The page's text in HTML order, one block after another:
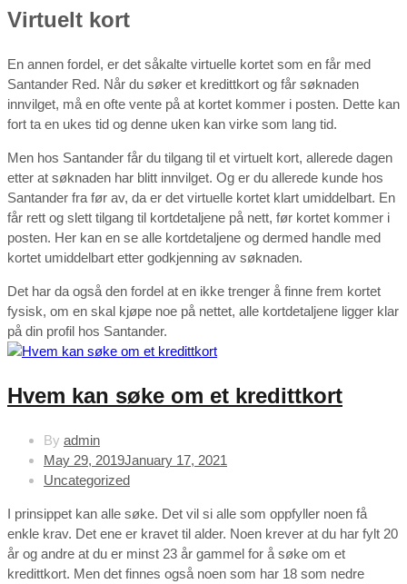
Virtuelt kort
En annen fordel, er det såkalte virtuelle kortet som en får med
Santander Red. Når du søker et kredittkort og får søknaden
innvilget, må en ofte vente på at kortet kommer i posten. Dette kan
fort ta en ukes tid og denne uken kan virke som lang tid.
Men hos Santander får du tilgang til et virtuelt kort, allerede dagen
etter at søknaden har blitt innvilget. Og er du allerede kunde hos
Santander fra før av, da er det virtuelle kortet klart umiddelbart. En
får rett og slett tilgang til kortdetaljene på nett, før kortet kommer i
posten. Her kan en se alle kortdetaljene og dermed handle med
kortet umiddelbart etter godkjenning av søknaden.
Det har da også den fordel at en ikke trenger å finne frem kortet
fysisk, om en skal kjøpe noe på nettet, alle kortdetaljene ligger klar
på din profil hos Santander.
Hvem kan søke om et kredittkort
By admin
May 29, 2019January 17, 2021
Uncategorized
I prinsippet kan alle søke. Det vil si alle som oppfyller noen få
enkle krav. Det ene er kravet til alder. Noen krever at du har fylt 20
år og andre at du er minst 23 år gammel for å søke om et
kredittkort. Men det finnes også noen som har 18 som nedre